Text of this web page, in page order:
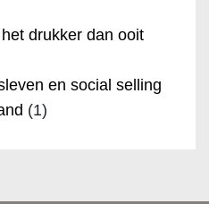
drukker dan ooit
en social selling
(1)